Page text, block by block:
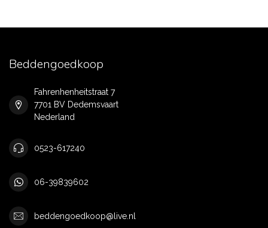
Beddengoedkoop
Fahrenhenheitstraat 7
7701 BV Dedemsvaart
Nederland
0523-617240
06-39839602
beddengoedkoop@live.nl